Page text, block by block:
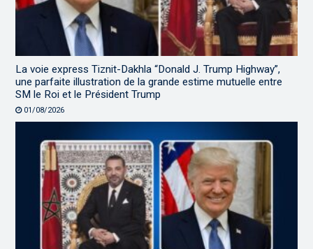
La voie express Tiznit-Dakhla “Donald J. Trump Highway”,
une parfaite illustration de la grande estime mutuelle entre
SM le Roi et le Président Trump
01/08/2026